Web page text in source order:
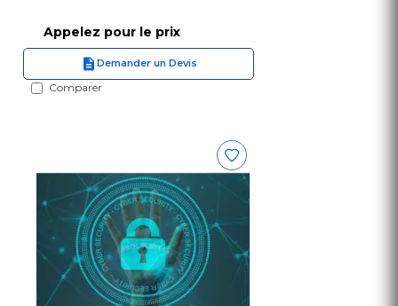
Appelez pour le prix
Demander un Devis
Comparer